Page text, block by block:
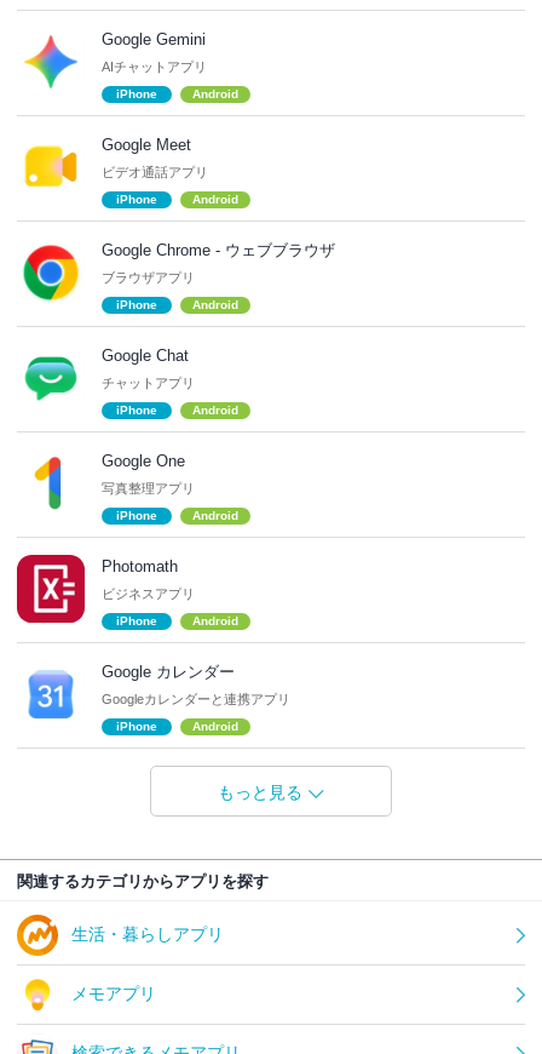
Google Gemini
AIチャットアプリ
iPhone Android
Google Meet
ビデオ通話アプリ
iPhone Android
Google Chrome - ウェブブラウザ
ブラウザアプリ
iPhone Android
Google Chat
チャットアプリ
iPhone Android
Google One
写真整理アプリ
iPhone Android
Photomath
ビジネスアプリ
iPhone Android
Google カレンダー
Googleカレンダーと連携アプリ
iPhone Android
もっと見る
関連するカテゴリからアプリを探す
生活・暮らしアプリ
メモアプリ